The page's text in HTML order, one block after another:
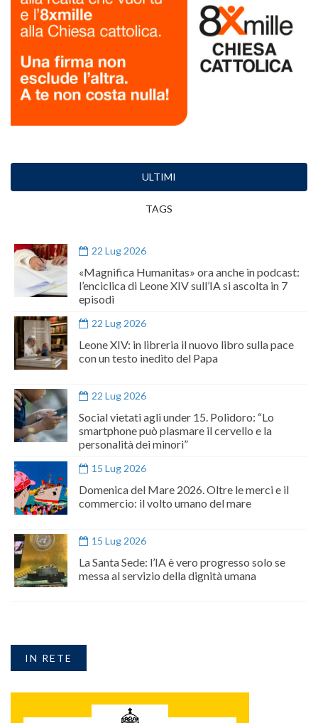
ULTIMI
TAGS
22 Lug 2026
«Magnifica Humanitas» ora anche in podcast:
l’enciclica di Leone XIV sull’IA si ascolta in 7
episodi
22 Lug 2026
Leone XIV: in libreria il nuovo libro sulla pace
con un testo inedito del Papa
22 Lug 2026
Social vietati agli under 15. Polidoro: “Lo
smartphone può plasmare il cervello e la
personalità dei minori”
15 Lug 2026
Domenica del Mare 2026. Oltre le merci e il
commercio: il volto umano del mare
15 Lug 2026
La Santa Sede: l’IA è vero progresso solo se
messa al servizio della dignità umana
IN RETE